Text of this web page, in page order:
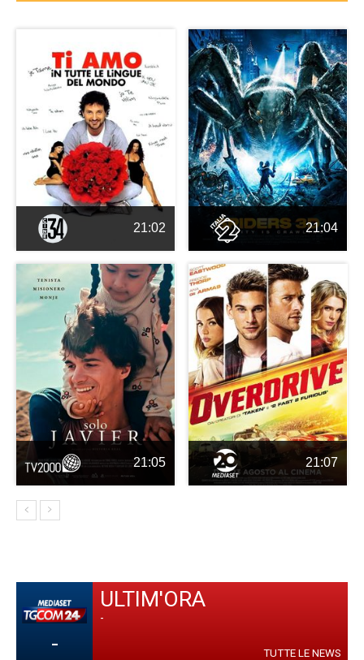
21:02 21:04
21:05 21:07
-
ULTIM'ORA
-
TUTTE LE NEWS